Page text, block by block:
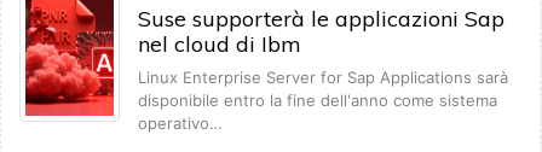
Suse supporterà le applicazioni Sap
nel cloud di Ibm
Linux Enterprise Server for Sap Applications sarà
disponibile entro la fine dell'anno come sistema
operativo…